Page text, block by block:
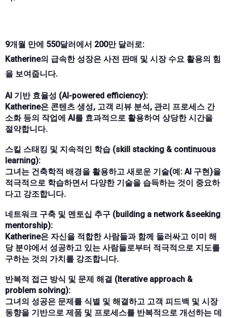
9개월 만에 550달러에서 200만 달러로:
Katherine의 급속한 성장은 사전 판매 및 시장 수요 활용의 힘
을 보여줍니다.
AI 기반 효율성 (AI-powered efficiency):
Katherine은 콘텐츠 생성, 고객 리뷰 분석, 관리 프로세스 간
소화 등의 작업에 AI를 효과적으로 활용하여 상당한 시간을
절약합니다.
스킬 스태킹 및 지속적인 학습 (skill stacking & continuous
learning):
그녀는 건축학적 배경을 활용하고 새로운 기술(예: AI 구현)을
적극적으로 학습하면서 다양한 기술을 습득하는 것이 중요하
다고 강조합니다.
네트워크 구축 및 멘토십 추구 (building a network &seeking
mentorship):
Katherine은 자신을 적합한 사람들과 함께 둘러싸고 이미 해
당 분야에서 성공하고 있는 사람들로부터 적극적으로 지도를
구하는 것의 가치를 강조합니다.
반복적 접근 방식 및 문제 해결 (Iterative approach &
problem solving):
그녀의 성공은 문제를 식별 및 해결하고 고객 피드백 및 시장
동향을 기반으로 제품 및 프로세스를 반복적으로 개선하는 데